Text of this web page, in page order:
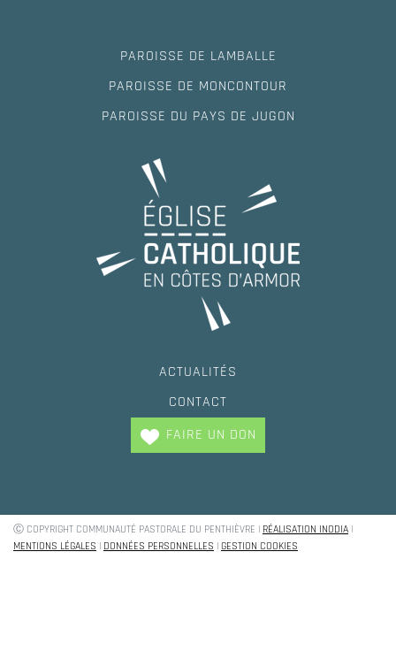
PAROISSE DE LAMBALLE
PAROISSE DE MONCONTOUR
PAROISSE DU PAYS DE JUGON
ACTUALITÉS
CONTACT
FAIRE UN DON
Ⓒ COPYRIGHT COMMUNAUTÉ PASTORALE DU PENTHIÈVRE | RÉALISATION INODIA |
MENTIONS LÉGALES | DONNÉES PERSONNELLES | GESTION COOKIES
Trouvez votre paroisse !